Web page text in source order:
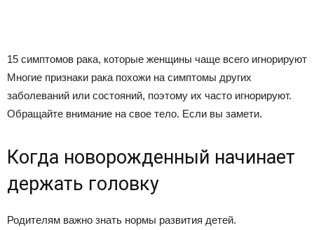
15 симптомов рака, которые женщины чаще всего игнорируют
Многие признаки рака похожи на симптомы других
заболеваний или состояний, поэтому их часто игнорируют.
Обращайте внимание на свое тело. Если вы замети.
Когда новорожденный начинает
держать головку
Родителям важно знать нормы развития детей.